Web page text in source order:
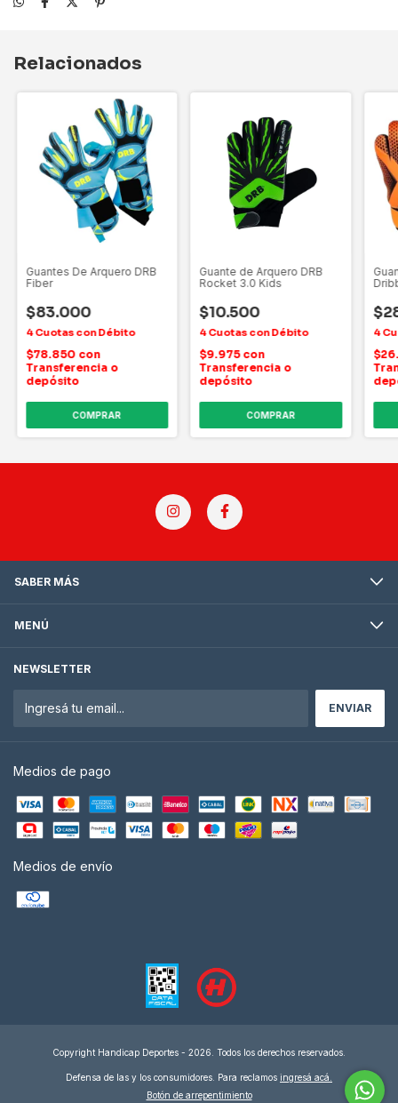
Relacionados
Guantes De Arquero DRB
Fiber
$83.000
$78.850 con
Transferencia o
depósito
COMPRAR
Guante de Arquero DRB
Rocket 3.0 Kids
$10.500
$9.975 con
Transferencia o
depósito
COMPRAR
SABER MÁS
MENÚ
NEWSLETTER
Medios de pago
Medios de envío
Copyright Handicap Deportes - 2026. Todos los derechos reservados.
Defensa de las y los consumidores. Para reclamos ingresá acá.
Botón de arrepentimiento